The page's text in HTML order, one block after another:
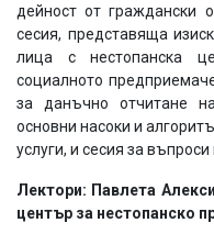
дейност от граждански
сесия, представяща
лица с нестопанска
социалното
за данъчно отчитане
основни насоки и
услуги, и сесия за въпроси
Лектори: Павлета
център за нестопанско